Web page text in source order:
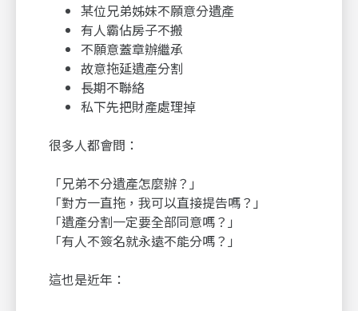
某位兄弟姊妹不願意分遺產
有人霸佔房子不搬
不願意蓋章辦繼承
故意拖延遺產分割
長期不聯絡
私下先把財產處理掉
很多人都會問：
「兄弟不分遺產怎麼辦？」
「對方一直拖，我可以直接提告嗎？」
「遺產分割一定要全部同意嗎？」
「有人不簽名就永遠不能分嗎？」
這也是近年：